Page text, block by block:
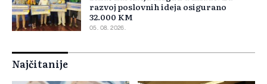
razvoj poslovnih ideja osigurano
32.000 KM
05. 08. 2026.
Najčitanije